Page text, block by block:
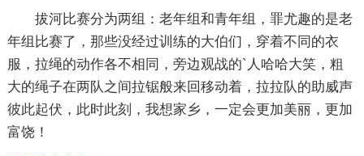
拔河比赛分为两组：老年组和青年组，罪尤趣的是老
年组比赛了，那些没经过训练的大伯们，穿着不同的衣
服，拉绳的动作各不相同，旁边观战的`人哈哈大笑，粗
大的绳子在两队之间拉锯般来回移动着，拉拉队的助威声
彼此起伏，此时此刻，我想家乡，一定会更加美丽，更加
富饶！